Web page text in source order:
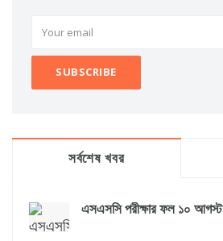
সর্বশেষ খবর
এসএসসি পরীক্ষার ফল ১০ আগস্ট